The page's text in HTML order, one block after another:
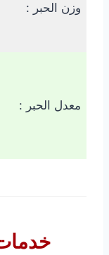
وزن الحبر :
معدل الحبر :